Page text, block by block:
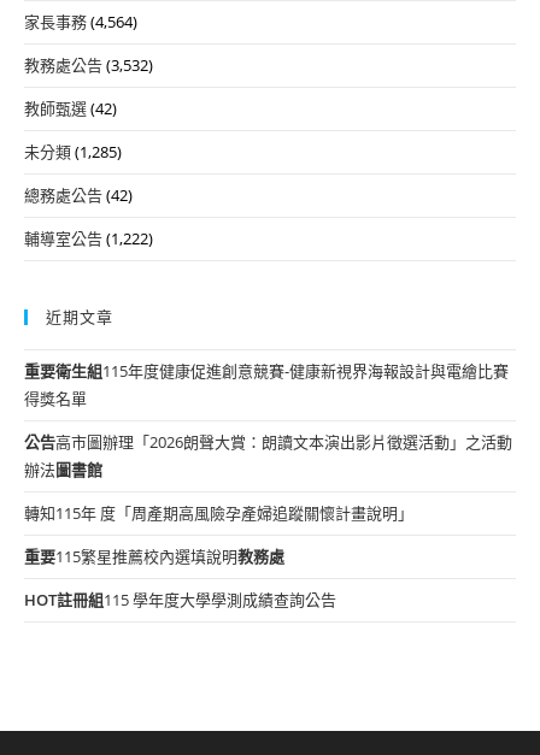
家長事務(4,564)
教務處公告(3,532)
教師甄選(42)
未分類(1,285)
總務處公告(42)
輔導室公告(1,222)
近期文章
重要衛生組115年度健康促進創意競賽-健康新視界海報設計與電繪比賽
得獎名單
公告高市圖辦理「2026朗聲大賞：朗讀文本演出影片徵選活動」之活動
辦法圖書館
轉知115年 度「周產期高風險孕產婦追蹤關懷計畫說明」
重要115繁星推薦校內選填說明教務處
HOT註冊組115 學年度大學學測成績查詢公告